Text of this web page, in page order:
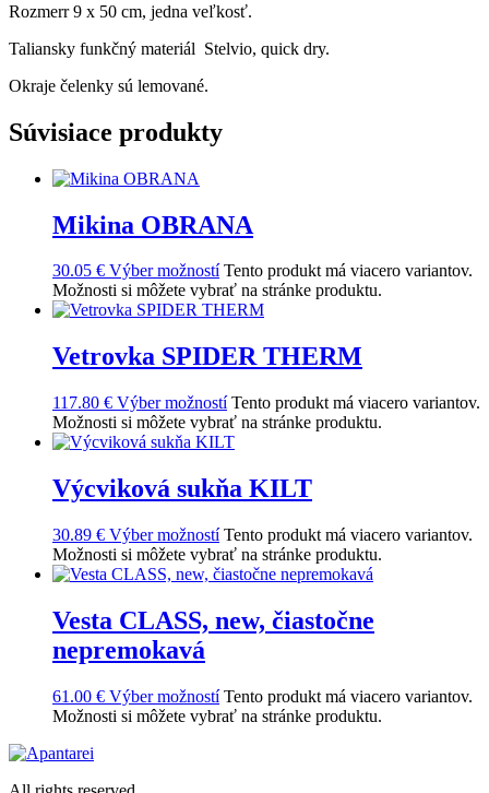
Rozmerr 9 x 50 cm, jedna veľkosť.
Taliansky funkčný materiál Stelvio, quick dry.
Okraje čelenky sú lemované.
Súvisiace produkty
Mikina OBRANA
30.05 € Výber možností Tento produkt má viacero variantov.
Možnosti si môžete vybrať na stránke produktu.
Vetrovka SPIDER THERM
117.80 € Výber možností Tento produkt má viacero variantov.
Možnosti si môžete vybrať na stránke produktu.
Výcviková sukňa KILT
30.89 € Výber možností Tento produkt má viacero variantov.
Možnosti si môžete vybrať na stránke produktu.
Vesta CLASS, new, čiastočne
nepremokavá
61.00 € Výber možností Tento produkt má viacero variantov.
Možnosti si môžete vybrať na stránke produktu.